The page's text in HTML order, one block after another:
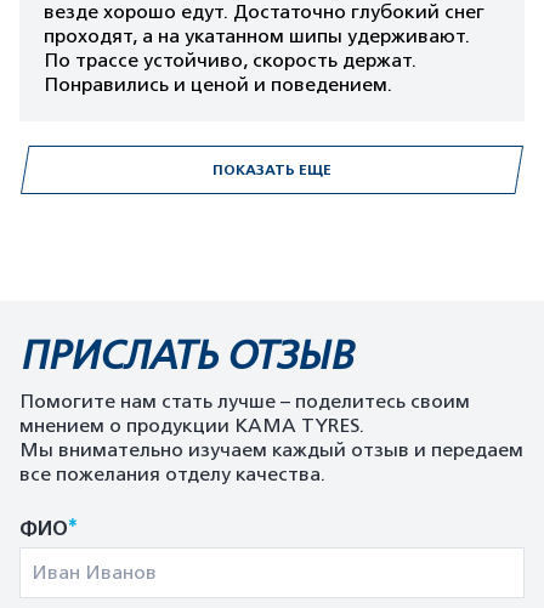
везде хорошо едут. Достаточно глубокий снег
проходят, а на укатанном шипы удерживают.
По трассе устойчиво, скорость держат.
Понравились и ценой и поведением.
ПОКАЗАТЬ ЕЩЕ
ПРИСЛАТЬ ОТЗЫВ
Помогите нам стать лучше – поделитесь своим
мнением о продукции KAMA TYRES.
Мы внимательно изучаем каждый отзыв и передаем
все пожелания отделу качества.
ФИО*